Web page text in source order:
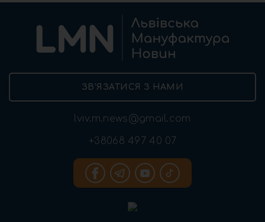
ЗВ’ЯЗАТИСЯ З НАМИ
lviv.m.news@gmail.com
+38068 497 40 07